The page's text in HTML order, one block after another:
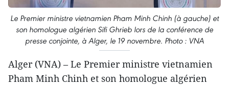
Le Premier ministre vietnamien Pham Minh Chinh (à gauche) et
son homologue algérien Sifi Ghrieb lors de la conférence de
presse conjointe, à Alger, le 19 novembre. Photo : VNA
Alger (VNA) – Le Premier ministre vietnamien
Pham Minh Chinh et son homologue algérien